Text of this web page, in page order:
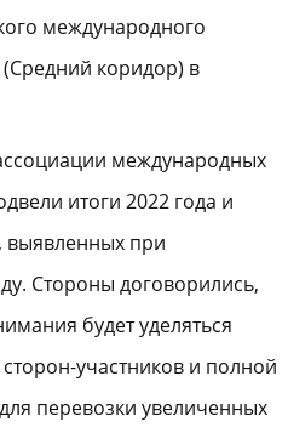
международного
коридор) в
международных
итоги 2022 года и
выявленных при
Стороны договорились,
будет уделяться
участников и полной
перевозки увеличенных